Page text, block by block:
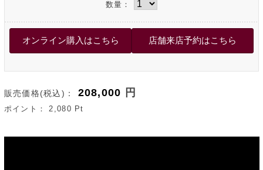
数量：
販売価格(税込)： 208,000 円
ポイント：2,080 Pt